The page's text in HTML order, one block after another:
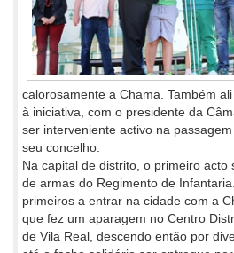
calorosamente a Chama. Também
à iniciativa, com o presidente da
ser interveniente activo na
seu concelho.
Na capital de distrito, o primeiro acto
de armas do Regimento de
primeiros a entrar na cidade com a
que fez um aparagem no Centro
de Vila Real, descendo então por